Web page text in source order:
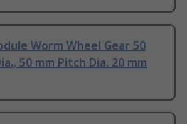
Worm Wheel Gear 50
50 mm Pitch Dia. 20 mm